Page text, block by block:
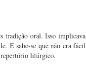
tradição oral. Isso implicava
E sabe-se que não era fácil
repertório litúrgico.